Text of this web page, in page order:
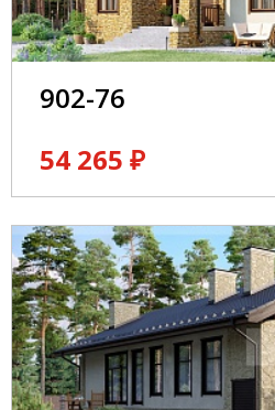
902-76
54 265 ₽